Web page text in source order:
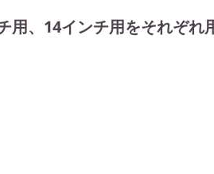
用、14インチ用をそれぞれ